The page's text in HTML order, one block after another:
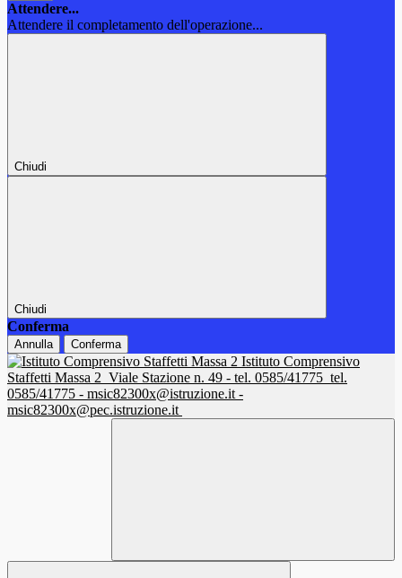
Attendere...
Attendere il completamento dell'operazione...
Chiudi
Chiudi
Conferma
Annulla Conferma
Istituto Comprensivo
Staffetti Massa 2 Viale Stazione n. 49 - tel. 0585/41775 tel.
0585/41775 - msic82300x@istruzione.it -
msic82300x@pec.istruzione.it